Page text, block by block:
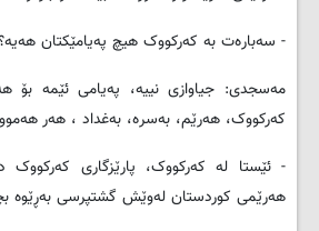
- سەبارەت بە کەرکووک هیچ پەیامێکتان
مەسجدی: جیاوازی نییە، پەیامی ئێمە بۆ
کەرکووک، هەرێم، بەسرە، بەغداد ، هەر
- ئێستا لە کەرکووک، پارێزگاری
هەرێمی کوردستان لەوێش گشتپرسی بەڕێوە